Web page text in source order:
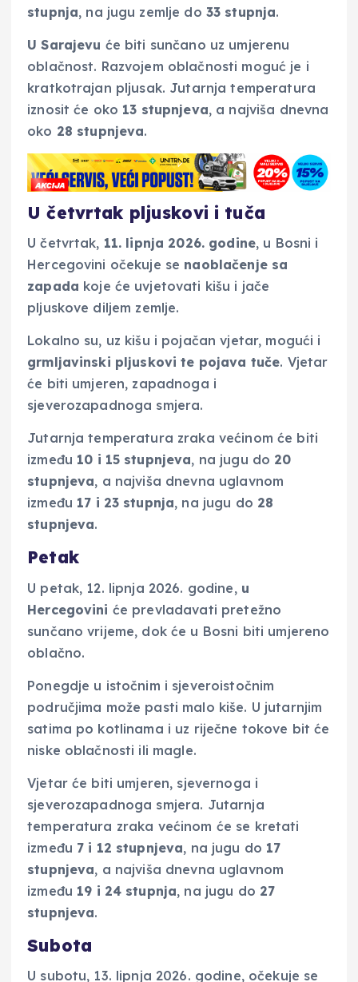
stupnja, na jugu zemlje do 33 stupnja.
U Sarajevu će biti sunčano uz umjerenu
oblačnost. Razvojem oblačnosti moguć je i
kratkotrajan pljusak. Jutarnja temperatura
iznosit će oko 13 stupnjeva, a najviša dnevna
oko 28 stupnjeva.
U četvrtak pljuskovi i tuča
U četvrtak, 11. lipnja 2026. godine, u Bosni i
Hercegovini očekuje se naoblačenje sa
zapada koje će uvjetovati kišu i jače
pljuskove diljem zemlje.
Lokalno su, uz kišu i pojačan vjetar, mogući i
grmljavinski pljuskovi te pojava tuče. Vjetar
će biti umjeren, zapadnoga i
sjeverozapadnoga smjera.
Jutarnja temperatura zraka većinom će biti
između 10 i 15 stupnjeva, na jugu do 20
stupnjeva, a najviša dnevna uglavnom
između 17 i 23 stupnja, na jugu do 28
stupnjeva.
Petak
U petak, 12. lipnja 2026. godine, u
Hercegovini će prevladavati pretežno
sunčano vrijeme, dok će u Bosni biti umjereno
oblačno.
Ponegdje u istočnim i sjeveroistočnim
područjima može pasti malo kiše. U jutarnjim
satima po kotlinama i uz riječne tokove bit će
niske oblačnosti ili magle.
Vjetar će biti umjeren, sjevernoga i
sjeverozapadnoga smjera. Jutarnja
temperatura zraka većinom će se kretati
između 7 i 12 stupnjeva, na jugu do 17
stupnjeva, a najviša dnevna uglavnom
između 19 i 24 stupnja, na jugu do 27
stupnjeva.
Subota
U subotu, 13. lipnja 2026. godine, očekuje se